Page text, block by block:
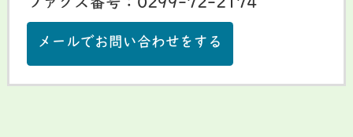
ファクス番号：0299-72-2174
メールでお問い合わせをする